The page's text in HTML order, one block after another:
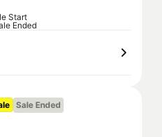
Start
Ended
Sale Ended